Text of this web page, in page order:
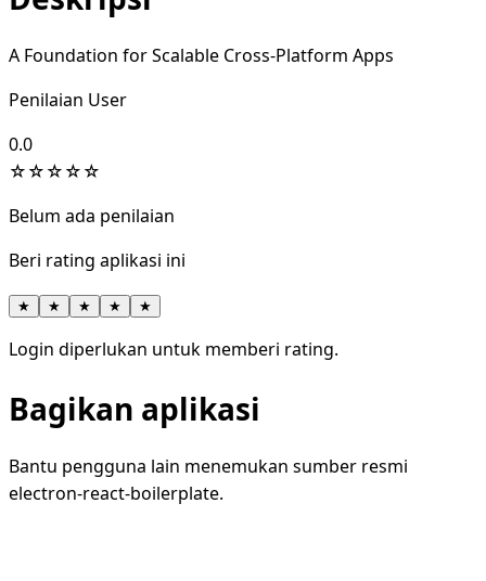
A Foundation for Scalable Cross-Platform Apps
Penilaian User
0.0
☆☆☆☆☆
Belum ada penilaian
Beri rating aplikasi ini
★ ★ ★ ★ ★
Login diperlukan untuk memberi rating.
Bagikan aplikasi
Bantu pengguna lain menemukan sumber resmi
electron-react-boilerplate.